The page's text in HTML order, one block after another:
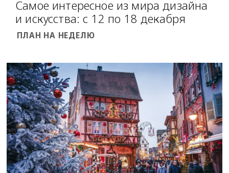
Самое интересное из мира дизайна
и искусства: с 12 по 18 декабря
ПЛАН НА НЕДЕЛЮ